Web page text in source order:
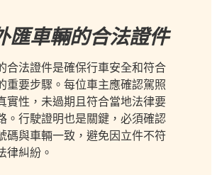
匯車輛的合法證件
合法證件是確保行車安全和符合
重要步驟。每位車主應確認駕照
實性，未過期且符合當地法律要
。行駛證明也是關鍵，必須確認
碼與車輛一致，避免因立件不符
律糾紛。